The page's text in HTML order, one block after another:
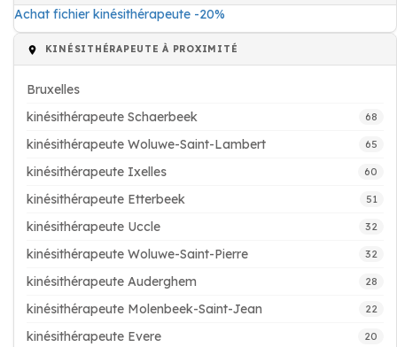
Achat fichier kinésithérapeute -20%
KINÉSITHÉRAPEUTE À PROXIMITÉ
Bruxelles
kinésithérapeute Schaerbeek
68
kinésithérapeute Woluwe-Saint-Lambert 65
kinésithérapeute Ixelles 60
kinésithérapeute Etterbeek 51
kinésithérapeute Uccle 32
kinésithérapeute Woluwe-Saint-Pierre 32
kinésithérapeute Auderghem 28
kinésithérapeute Molenbeek-Saint-Jean 22
kinésithérapeute Evere 20